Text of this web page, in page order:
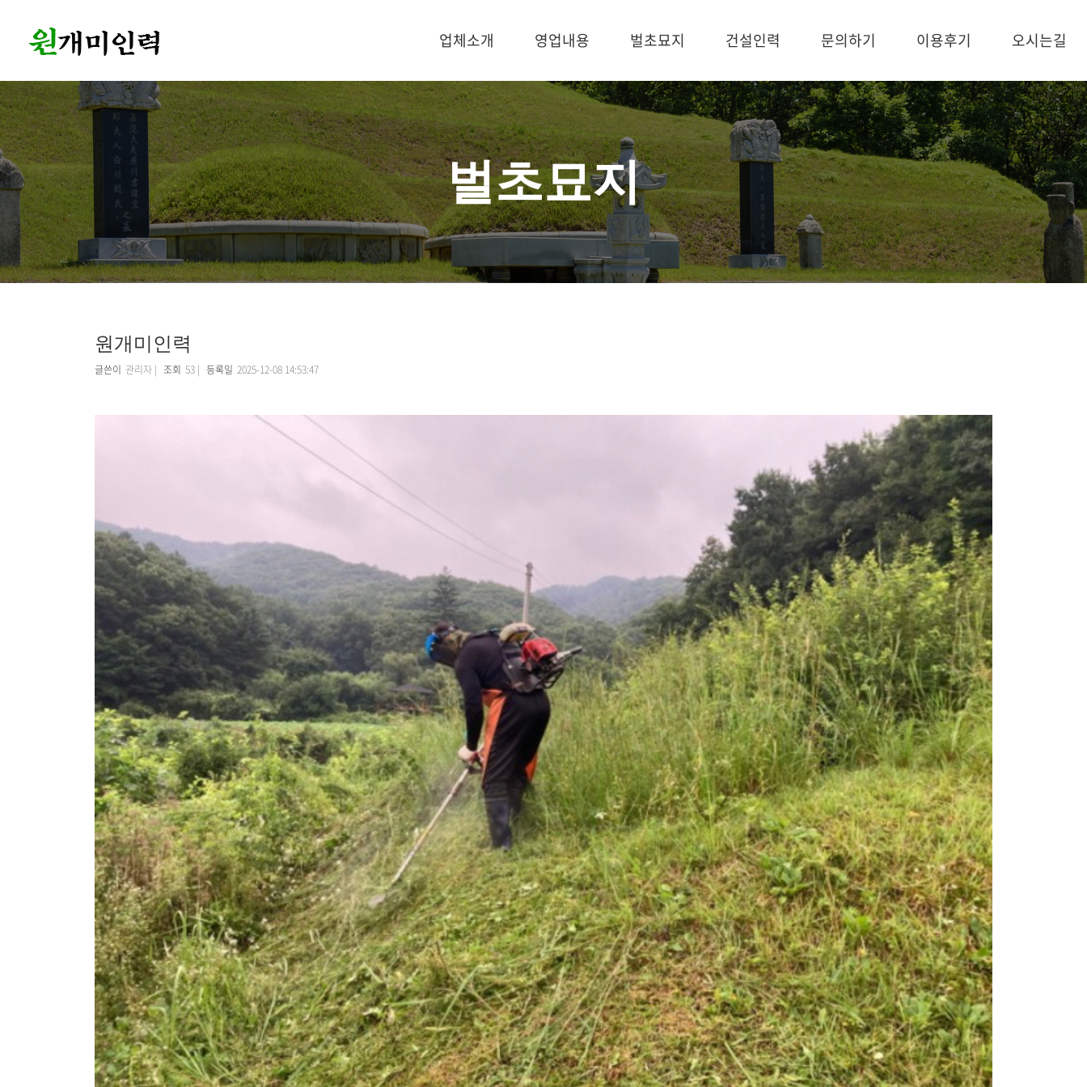
업체소개 영업내용 벌초묘지 건설인력 문의하기 이용후기 오시는길
벌초묘지
원개미인력
글쓴이 관리자 | 조회 53 | 등록일 2025-12-08 14:53:47